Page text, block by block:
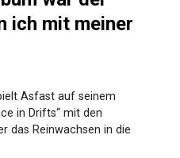
ich mit meiner
Asfast auf seinem
in Drifts“ mit den
das Reinwachsen in die